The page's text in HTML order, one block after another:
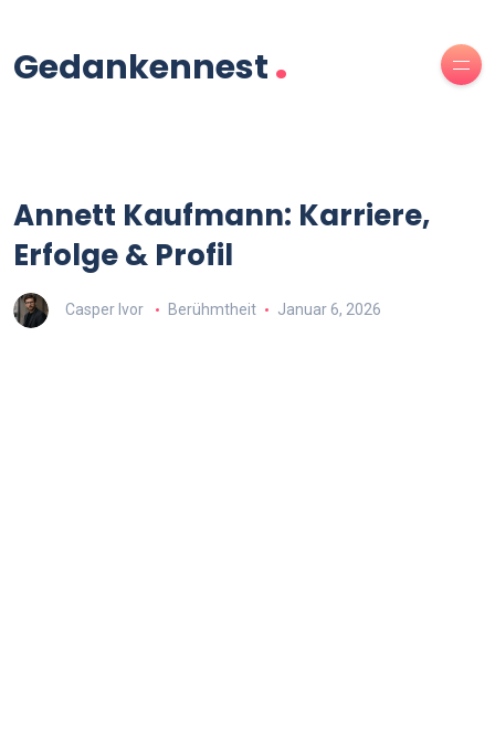
Gedankennest.
Annett Kaufmann: Karriere,
Erfolge & Profil
Casper Ivor Berühmtheit Januar 6, 2026